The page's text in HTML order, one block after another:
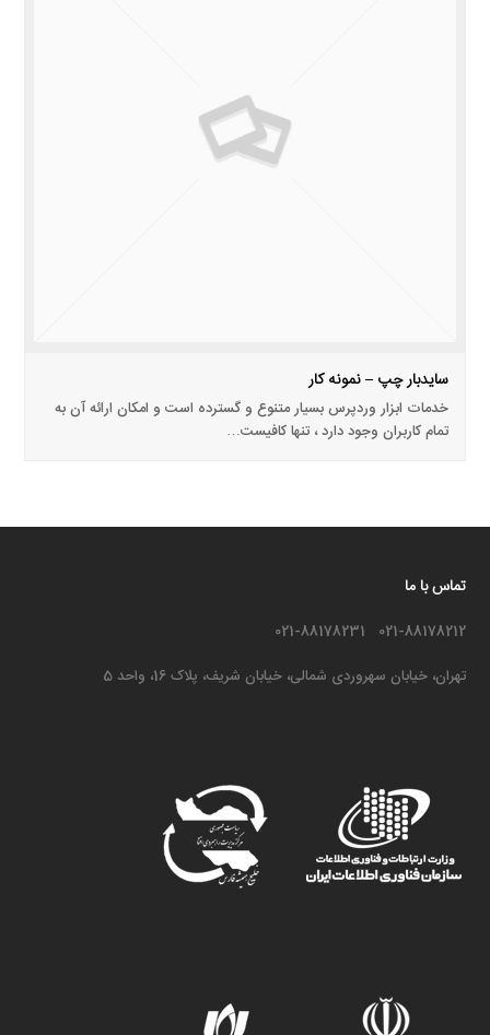
سایدبار چپ – نمونه کار
خدمات ابزار وردپرس بسیار متنوع و گسترده است و امکان ارائه آن به
تمام کاربران وجود دارد ، تنها کافیست…
تماس با ما
021-88178212 021-88178231
تهران، خیابان سهروردی شمالی، خیابان شریف، پلاک 16، واحد 5